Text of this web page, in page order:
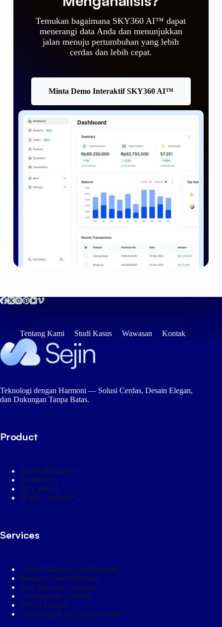
Temukan bagaimana SKY360 AI™ dapat
menerangi data Anda dan menunjukkan
jalan menuju pertumbuhan yang lebih
cerdas dan lebih cepat.
Minta Demo Interaktif SKY360 AI™
Tentang Kami Studi Kasus Wawasan Kontak
Teknologi dengan Harmoni — Solusi Cerdas, Desain Elegan,
dan Dukungan Tanpa Batas.
Product
SEJIN BizSuite™
SkyPOS™
SKY360 AI
SEJIN Connect™
Services
Custom Software Development
Business Cloud Platform
AI & Machine Learning
Cybersecurity Systems
UI/UX Design
Consulting & Integration System